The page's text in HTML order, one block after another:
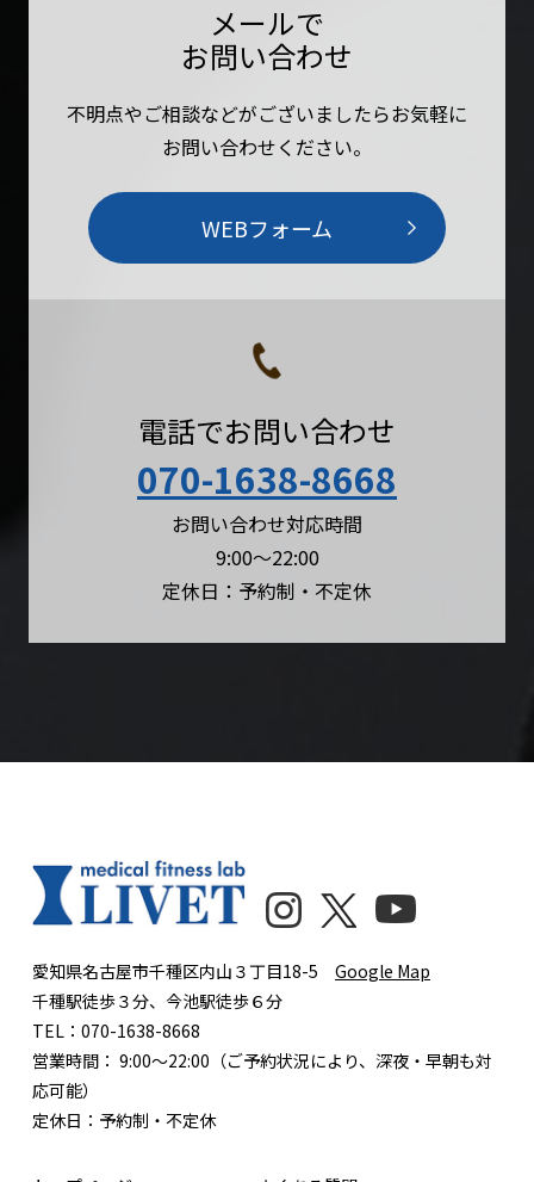
メールで
お問い合わせ
不明点やご相談などがございましたらお気軽に
お問い合わせください。
WEBフォーム
電話でお問い合わせ
070-1638-8668
お問い合わせ対応時間
9:00〜22:00
定休日：予約制・不定休
愛知県名古屋市千種区内山３丁目18-5 Google Map
千種駅徒歩３分、今池駅徒歩６分
TEL：070-1638-8668
営業時間： 9:00〜22:00（ご予約状況により、深夜・早朝も対
応可能）
定休日：予約制・不定休